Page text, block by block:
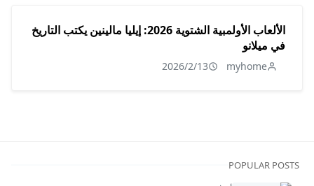
الألعاب الأولمبية الشتوية 2026: إيليا مالينين يكتب التاريخ
في ميلانو
myhome
2026/2/13
POPULAR POSTS